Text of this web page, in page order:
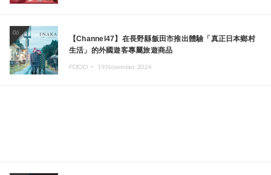
06
【Channel47】在長野縣飯田市推出體驗「真正日本鄉村
生活」的外國遊客專屬旅遊商品
FOOD ・ 19.November.2024